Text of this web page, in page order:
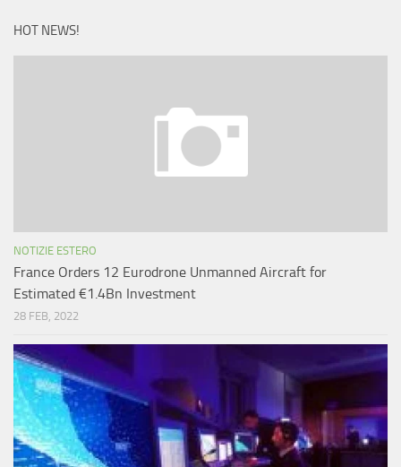
HOT NEWS!
NOTIZIE ESTERO
France Orders 12 Eurodrone Unmanned Aircraft for
Estimated €1.4Bn Investment
28 FEB, 2022